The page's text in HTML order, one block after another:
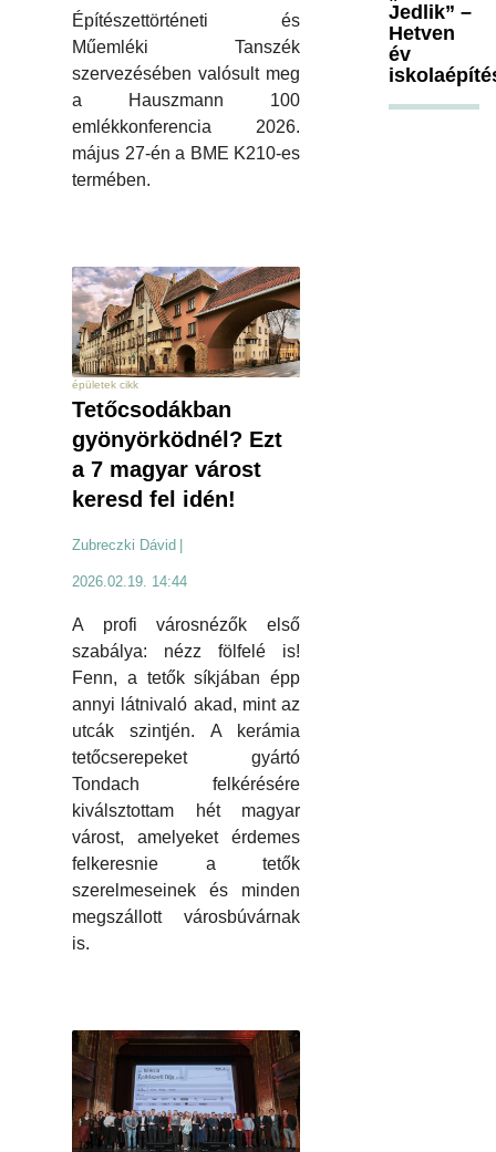
Építészettörténeti és
Műemléki Tanszék
szervezésében valósult meg
a Hauszmann 100
emlékkonferencia 2026.
május 27-én a BME K210-es
termében.
épületek cikk
Tetőcsodákban
gyönyörködnél? Ezt
a 7 magyar várost
keresd fel idén!
Zubreczki Dávid
2026.02.19. 14:44
A profi városnézők első
szabálya: nézz fölfelé is!
Fenn, a tetők síkjában épp
annyi látnivaló akad, mint az
utcák szintjén. A kerámia
tetőcserepeket gyártó
Tondach felkérésére
kiválsztottam hét magyar
várost, amelyeket érdemes
felkeresnie a tetők
szerelmeseinek és minden
megszállott városbúvárnak
is.
Jedlik” –
Hetven
év